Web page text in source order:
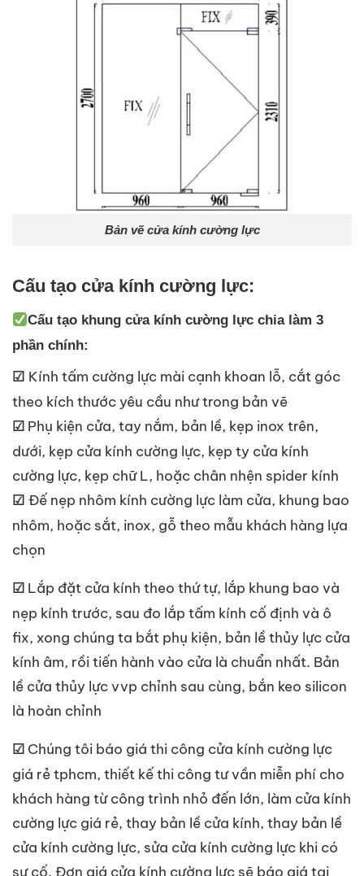
Bản vẽ cửa kính cường lực
Cấu tạo cửa kính cường lực:
Cấu tạo khung cửa kính cường lực chia làm 3
phần chính:
☑ Kính tấm cường lực mài cạnh khoan lỗ, cắt góc
theo kích thước yêu cầu như trong bản vẽ
☑ Phụ kiện cửa, tay nắm, bản lề, kẹp inox trên,
dưới, kẹp cửa kính cường lực, kẹp ty cửa kính
cường lực, kẹp chữ L, hoặc chân nhện spider kính
☑ Đế nẹp nhôm kính cường lực làm cửa, khung bao
nhôm, hoặc sắt, inox, gỗ theo mẫu khách hàng lựa
chọn
☑ Lắp đặt cửa kính theo thứ tự, lắp khung bao và
nẹp kính trước, sau đo lắp tấm kính cố định và ô
fix, xong chúng ta bắt phụ kiện, bản lề thủy lực cửa
kính âm, rồi tiến hành vào cửa là chuẩn nhất. Bản
lề cửa thủy lực vvp chỉnh sau cùng, bắn keo silicon
là hoàn chỉnh
☑ Chúng tôi báo giá thi công cửa kính cường lực
giá rẻ tphcm, thiết kế thi công tư vần miễn phí cho
khách hàng từ công trình nhỏ đến lớn, làm cửa kính
cường lực giá rẻ, thay bản lề cửa kính, thay bản lề
cửa kính cường lực, sửa cửa kính cường lực khi có
sự cố. Đơn giá cửa kính cường lực sẽ báo giá tại